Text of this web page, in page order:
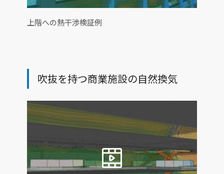
上階への熱干渉検証例
吹抜を持つ商業施設の自然換気